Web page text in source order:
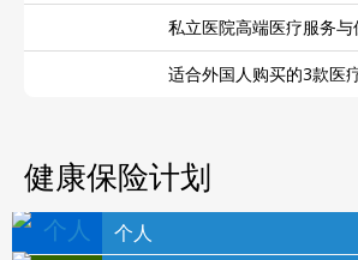
私立医院高端医疗服务
适合外国人购买的3款医
健康保险计划
个人